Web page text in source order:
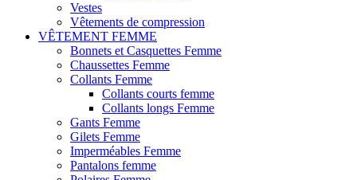
Vestes
Vêtements de compression
VÊTEMENT FEMME
Bonnets et Casquettes Femme
Chaussettes Femme
Collants Femme
Collants courts femme
Collants longs Femme
Gants Femme
Gilets Femme
Imperméables Femme
Pantalons femme